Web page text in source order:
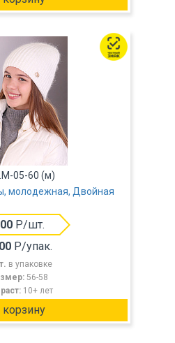
05-60 (м)
молодежная, Двойная
Р/шт.
Р/упак.
в упаковке
56-58
10+ лет